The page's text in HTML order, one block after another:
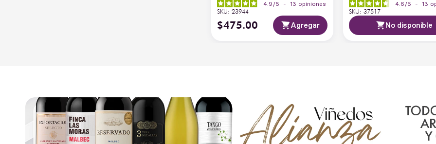
4.9 /5 - 13 opiniones
SKU: 23944
$475.00 Agregar
4.6 /5 - 13
SKU:37517
No disponible